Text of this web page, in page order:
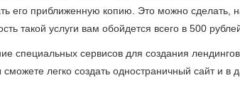
его приближенную копию. Это можно сделать,
такой услуги вам обойдется всего в 500
специальных сервисов для создания
легко создать одностраничный сайт и в